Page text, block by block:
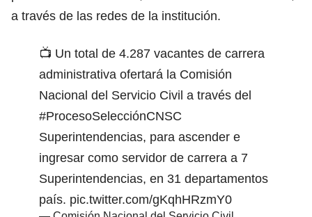
a través de las redes de la institución.
📺 Un total de 4.287 vacantes de carrera
administrativa ofertará la Comisión
Nacional del Servicio Civil a través del
#ProcesoSelecciónCNSC
Superintendencias, para ascender e
ingresar como servidor de carrera a 7
Superintendencias, en 31 departamentos
país. pic.twitter.com/gKqhHRzmY0